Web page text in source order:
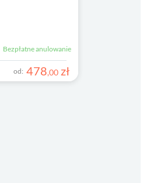
Bezpłatne anulowanie
od: 478,00 zł